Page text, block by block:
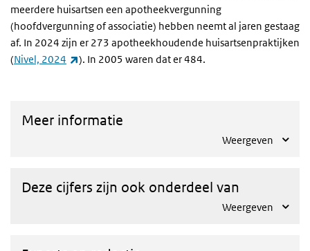
meerdere huisartsen een apotheekvergunning
(hoofdvergunning of associatie) hebben neemt al jaren gestaag
af. In 2024 zijn er 273 apotheekhoudende huisartsenpraktijken
(Nivel, 2024 (externe link)
). In 2005 waren dat er 484.
Meer informatie
Weergeven
Deze cijfers zijn ook onderdeel van
Weergeven